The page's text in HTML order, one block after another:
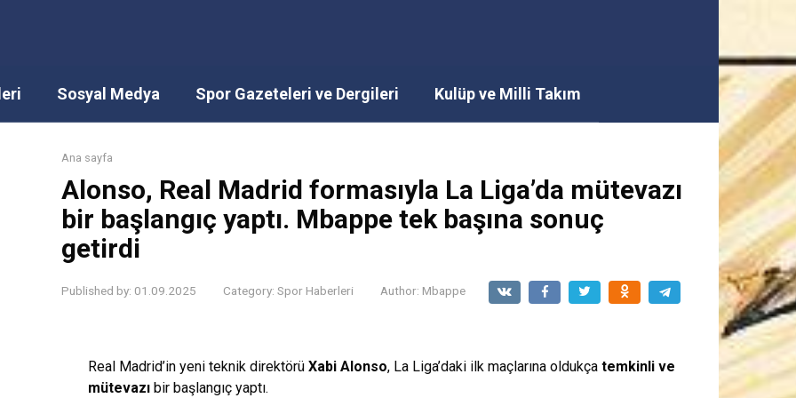
Sosyal Medya Spor Gazeteleri ve Dergileri Kulüp ve Milli Takım
Ana sayfa
Alonso, Real Madrid formasıyla La Liga’da mütevazı
bir başlangıç ​​yaptı. Mbappe tek başına sonuç
getirdi
Published by: 01.09.2025 Category: Spor Haberleri Author: Mbappe
Real Madrid’in yeni teknik direktörü Xabi Alonso, La Liga’daki ilk maçlarına oldukça temkinli ve
mütevazı bir başlangıç yaptı.